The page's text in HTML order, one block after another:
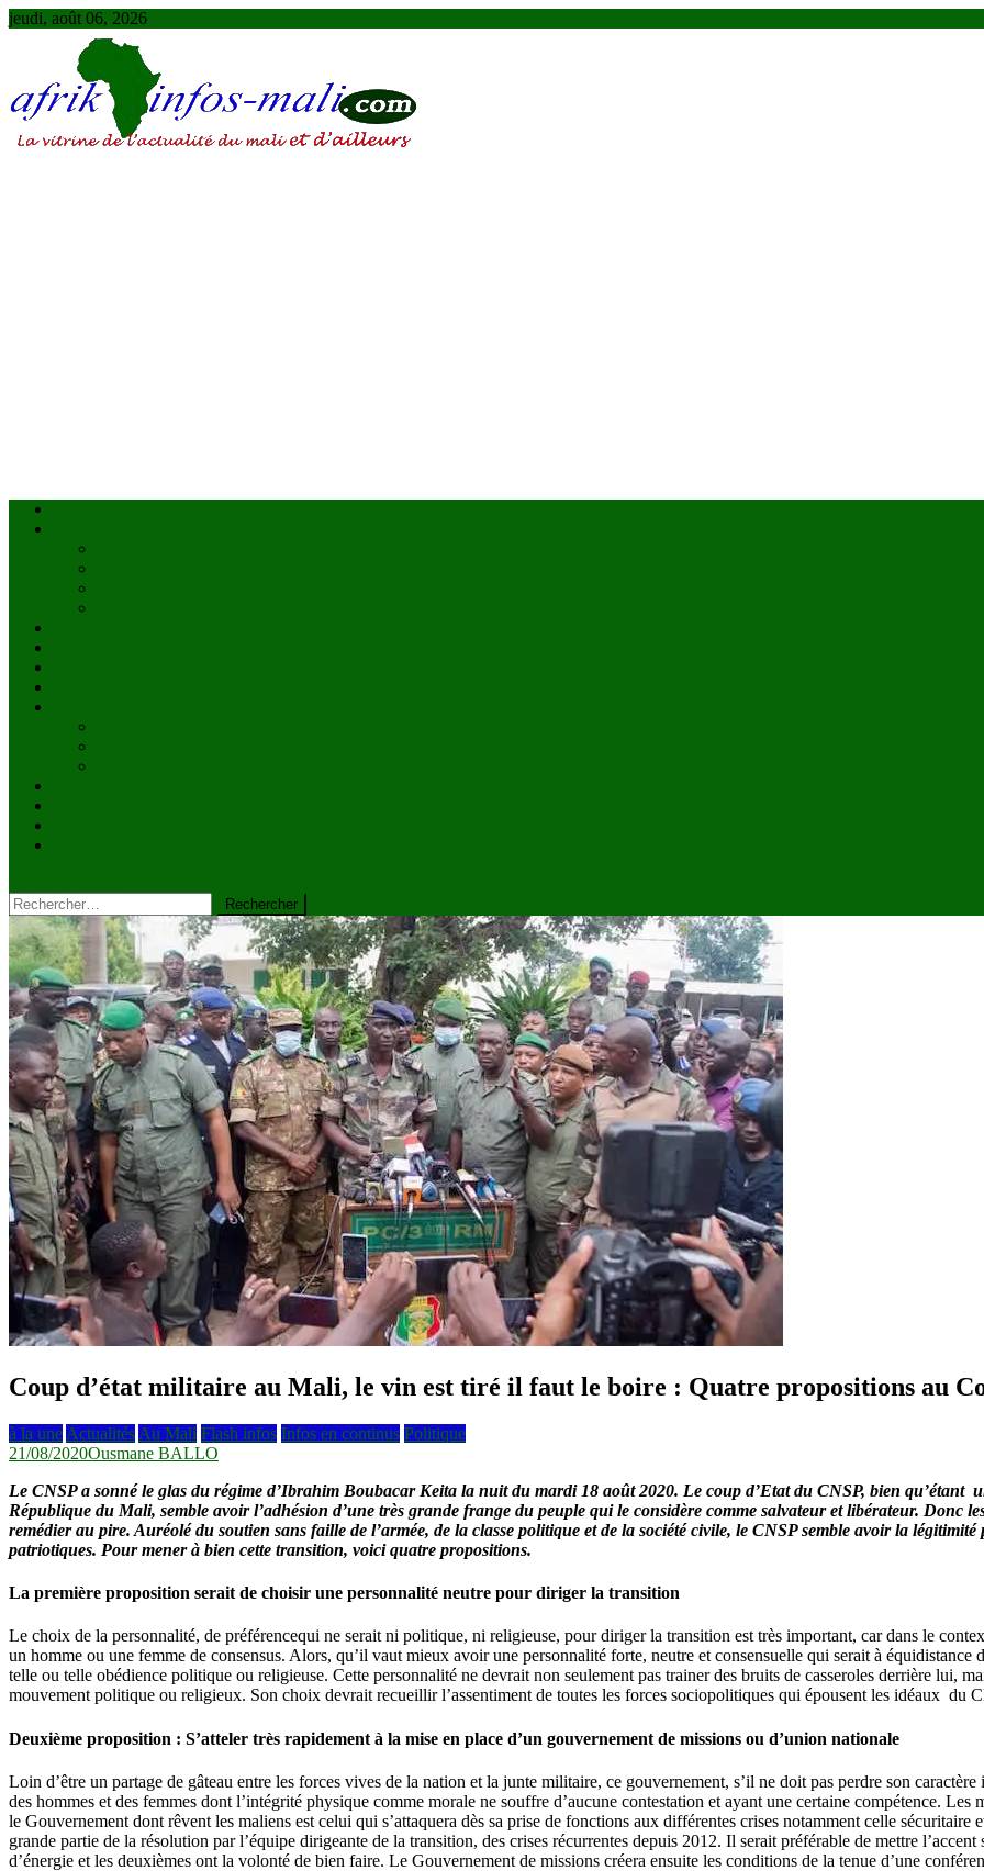
Skip
jeudi, août 06, 2026
Rechercher :
Coup d’état militaire au Mali, le vin est tiré il faut le boire : Quatre propositions au
à la une Actualités Au Mali Flash infos Infos en continus Politique
21/08/2020Ousmane BALLO
Le CNSP a sonné le glas du régime d’Ibrahim Boubacar Keita la nuit du mardi 18 août 2020. Le coup d’Etat du CNSP, bien
République du Mali, semble avoir l’adhésion d’une très grande frange du peuple qui le considère comme salvateur et libérateur. Donc
remédier au pire. Auréolé du soutien sans faille de l’armée, de la classe politique et de la société civile, le CNSP semble avoir la
patriotiques. Pour mener à bien cette transition, voici quatre propositions.
La première proposition serait de choisir une personnalité neutre pour diriger la transition
Le choix de la personnalité, de préférencequi ne serait ni politique, ni religieuse, pour diriger la transition est très important, car dans le
un homme ou une femme de consensus. Alors, qu’il vaut mieux avoir une personnalité forte, neutre et consensuelle qui serait à
telle ou telle obédience politique ou religieuse. Cette personnalité ne devrait non seulement pas trainer des bruits de casseroles derrière lui,
mouvement politique ou religieux. Son choix devrait recueillir l’assentiment de toutes les forces sociopolitiques qui épousent les idéaux du
Deuxième proposition : S’atteler très rapidement à la mise en place d’un gouvernement de missions ou d’union nationale
Loin d’être un partage de gâteau entre les forces vives de la nation et la junte militaire, ce gouvernement, s’il ne doit pas perdre son
des hommes et des femmes dont l’intégrité physique comme morale ne souffre d’aucune contestation et ayant une certaine compétence.
le Gouvernement dont rêvent les maliens est celui qui s’attaquera dès sa prise de fonctions aux différentes crises notamment celle
grande partie de la résolution par l’équipe dirigeante de la transition, des crises récurrentes depuis 2012. Il serait préférable de mettre
d’énergie et les deuxièmes ont la volonté de bien faire. Le Gouvernement de missions créera ensuite les conditions de la tenue d’une